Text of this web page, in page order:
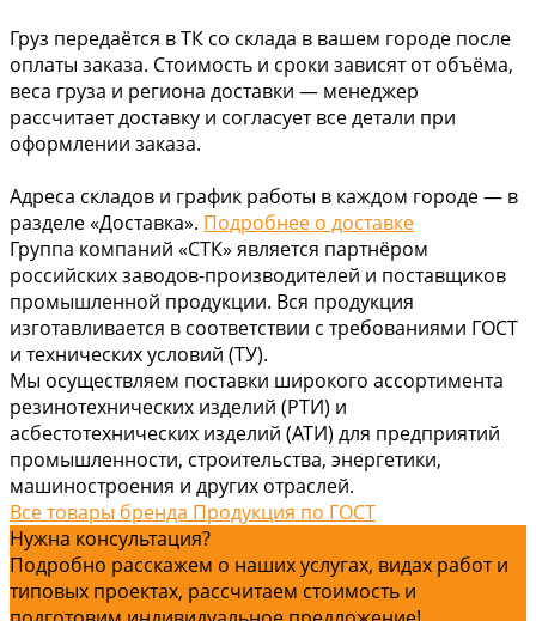
Груз передаётся в ТК со склада в вашем городе после
оплаты заказа. Стоимость и сроки зависят от объёма,
веса груза и региона доставки — менеджер
рассчитает доставку и согласует все детали при
оформлении заказа.
Адреса складов и график работы в каждом городе — в
разделе «Доставка». Подробнее о доставке
Группа компаний «СТК» является партнёром
российских заводов-производителей и поставщиков
промышленной продукции. Вся продукция
изготавливается в соответствии с требованиями ГОСТ
и технических условий (ТУ).
Мы осуществляем поставки широкого ассортимента
резинотехнических изделий (РТИ) и
асбестотехнических изделий (АТИ) для предприятий
промышленности, строительства, энергетики,
машиностроения и других отраслей.
Все товары бренда Продукция по ГОСТ
Нужна консультация?
Подробно расскажем о наших услугах, видах работ и
типовых проектах, рассчитаем стоимость и